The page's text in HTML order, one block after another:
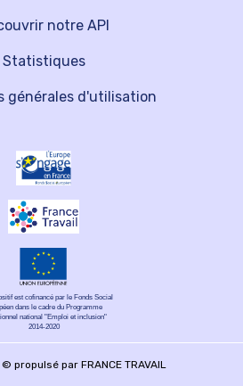
notre API
Statistiques
générales d'utilisation
est cofinancé par le Fonds Social
dans le cadre du Programme
national "Emploi et inclusion"
2014-2020
propulsé par FRANCE TRAVAIL